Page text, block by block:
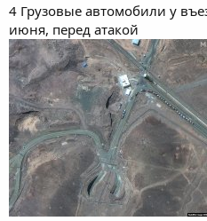
4 Грузовые автомобили у
июня, перед атакой